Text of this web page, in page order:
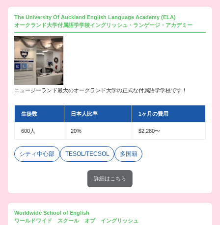
The University Of Auckland English Language Academy (ELA)
オークランド大学付属語学学校イングリッシュ・ランゲージ・アカデミー
ニュージーランド最大のオークランド大学の正式な付属語学学校です！
生徒数 日本人比率 1ヶ月の費用
600人 20% $2,280〜
シティ中心部 TESOL/TECSOL 多国籍
詳細はこちら
Worldwide School of English
ワールドワイド スクール オブ イングリッシュ